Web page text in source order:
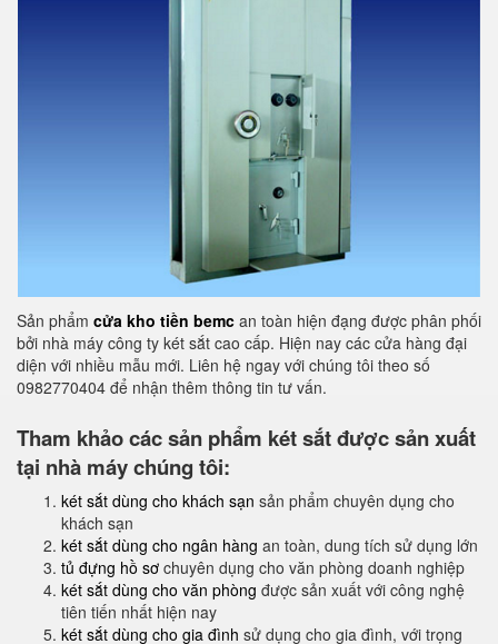
Sản phẩm cửa kho tiền bemc an toàn hiện đạng được phân phối
bởi nhà máy công ty két sắt cao cấp. Hiện nay các cửa hàng đại
diện với nhiều mẫu mới. Liên hệ ngay với chúng tôi theo số
0982770404 để nhận thêm thông tin tư vấn.
Tham khảo các sản phẩm két sắt được sản xuất
tại nhà máy chúng tôi:
két sắt dùng cho khách sạn sản phẩm chuyên dụng cho
khách sạn
két sắt dùng cho ngân hàng an toàn, dung tích sử dụng lớn
tủ đựng hồ sơ chuyên dụng cho văn phòng doanh nghiệp
két sắt dùng cho văn phòng được sản xuất với công nghệ
tiên tiến nhất hiện nay
két sắt dùng cho gia đình sử dụng cho gia đình, với trọng